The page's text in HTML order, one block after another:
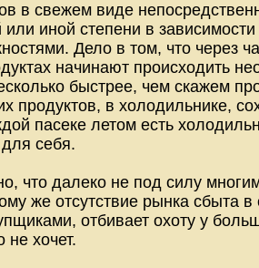
в свежем виде
иной степени в
Дело в том, что через
начинают происходить
быстрее, чем скажем
продуктов, в холодильнике,
пасеке летом есть
себя.
что далеко не под силу
же отсутствие рынка сбыта
отбивает охоту у
не хочет.